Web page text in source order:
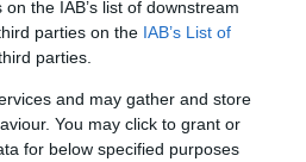
the IAB’s list of downstream
parties on the IAB’s List of
parties.
and may gather and store
You may click to grant or
for below specified purposes
Issuer
outlook
Injective
Vested XOR
(VXOR)